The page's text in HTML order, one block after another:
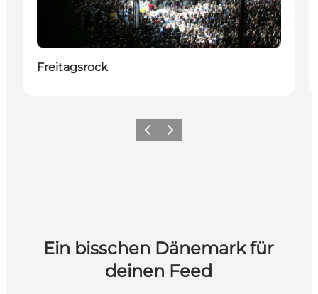
Freitagsrock
ZurückWeiter
Ein bisschen Dänemark für
deinen Feed